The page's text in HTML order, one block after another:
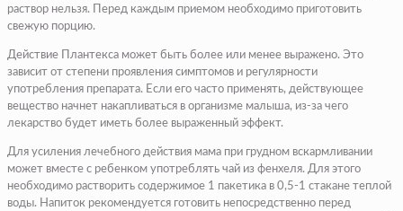
раствор нельзя. Перед каждым приемом необходимо приготовить
свежую порцию.
Действие Плантекса может быть более или менее выражено. Это
зависит от степени проявления симптомов и регулярности
употребления препарата. Если его часто применять, действующее
вещество начнет накапливаться в организме малыша, из-за чего
лекарство будет иметь более выраженный эффект.
Для усиления лечебного действия мама при грудном вскармливании
может вместе с ребенком употреблять чай из фенхеля. Для этого
необходимо растворить содержимое 1 пакетика в 0,5-1 стакане теплой
воды. Напиток рекомендуется готовить непосредственно перед